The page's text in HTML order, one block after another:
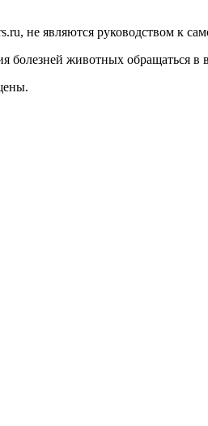
не являются руководством к
болезней животных обращаться в